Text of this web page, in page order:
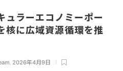
ュラーエコノミーポー
核に広域資源循環を推
, 2026年4月9日